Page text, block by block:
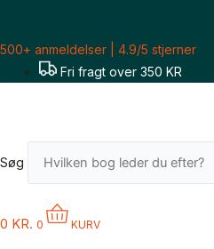
indholdet
500+ anmeldelser | 4.9/5 stjerner
Fri fragt over 350 KR
Søg
0 KR. 0 KURV